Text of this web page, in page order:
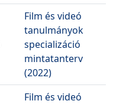
Film és videó
tanulmányok
specializáció
mintatanterv
(2022)
Film és videó